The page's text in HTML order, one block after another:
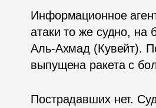
Информационное
атаки то же судно, на
Аль-Ахмад (Кувейт).
выпущена ракета с
Пострадавших нет.